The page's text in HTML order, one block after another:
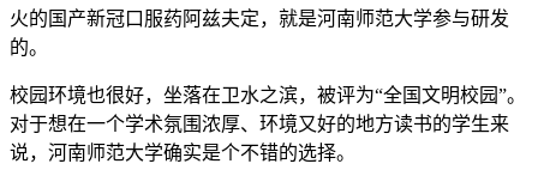
火的国产新冠口服药阿兹夫定，就是河南师范大学参与研发
的。
校园环境也很好，坐落在卫水之滨，被评为“全国文明校园”。
对于想在一个学术氛围浓厚、环境又好的地方读书的学生来
说，河南师范大学确实是个不错的选择。